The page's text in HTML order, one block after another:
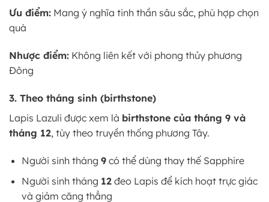
Ưu điểm: Mang ý nghĩa tinh thần sâu sắc, phù hợp chọn
quà
Nhược điểm: Không liên kết với phong thủy phương
Đông
3. Theo tháng sinh (birthstone)
Lapis Lazuli được xem là birthstone của tháng 9 và
tháng 12, tùy theo truyền thống phương Tây.
Người sinh tháng 9có thể dùng thay thế Sapphire
Người sinh tháng 12đeo Lapis để kích hoạt trực giác
và giảm căng thẳng